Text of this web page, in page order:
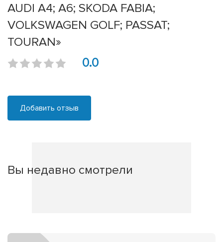
AUDI A4; A6; SKODA FABIA;
VOLKSWAGEN GOLF; PASSAT;
TOURAN»
0.0
Добавить отзыв
Вы недавно смотрели